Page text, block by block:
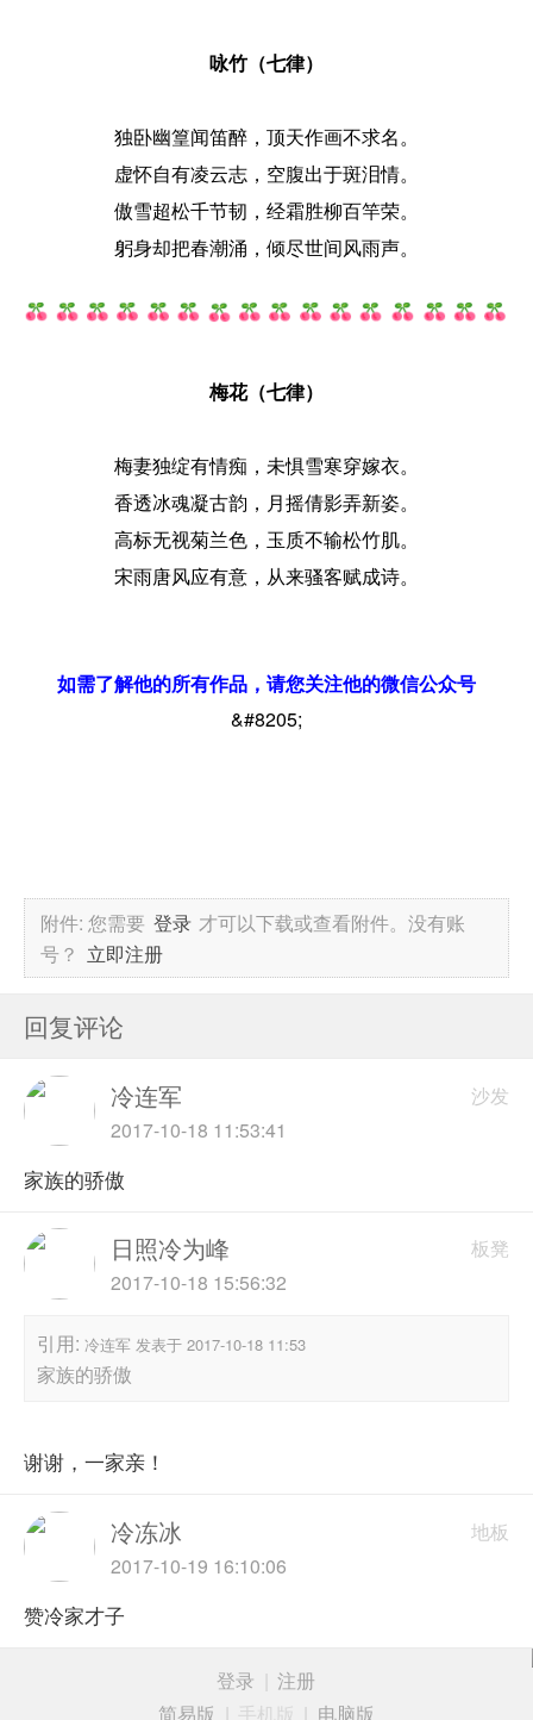
咏竹（七律）
独卧幽篁闻笛醉，顶天作画不求名。
虚怀自有凌云志，空腹出于斑泪情。
傲雪超松千节韧，经霜胜柳百竿荣。
躬身却把春潮涌，倾尽世间风雨声。
梅花（七律）
梅妻独绽有情痴，未惧雪寒穿嫁衣。
香透冰魂凝古韵，月摇倩影弄新姿。
高标无视菊兰色，玉质不输松竹肌。
宋雨唐风应有意，从来骚客赋成诗。
如需了解他的所有作品，请您关注他的微信公众号
&#8205;
附件:您需要 登录 才可以下载或查看附件。没有账
号？ 立即注册
回复评论
沙发
冷连军
2017-10-18 11:53:41
家族的骄傲
板凳
日照冷为峰
2017-10-18 15:56:32
引用: 冷连军 发表于 2017-10-18 11:53
家族的骄傲
谢谢，一家亲！
地板
冷冻冰
2017-10-19 16:10:06
赞冷家才子
登录
注册
简易版
手机版 电脑版